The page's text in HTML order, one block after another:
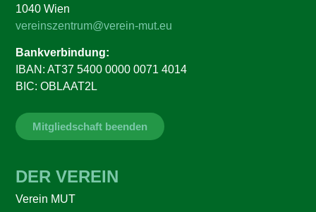
1040 Wien
vereinszentrum@verein-mut.eu
Bankverbindung:
IBAN: AT37 5400 0000 0071 4014
BIC: OBLAAT2L
Mitgliedschaft beenden
DER VEREIN
Verein MUT